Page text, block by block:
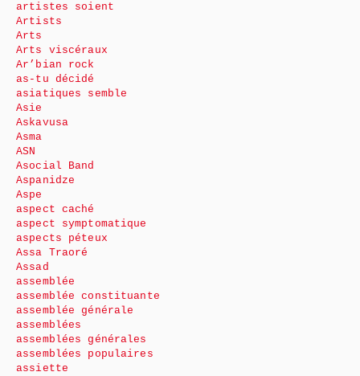
artistes soient
Artists
Arts
Arts viscéraux
Ar’bian rock
as-tu décidé
asiatiques semble
Asie
Askavusa
Asma
ASN
Asocial Band
Aspanidze
Aspe
aspect caché
aspect symptomatique
aspects péteux
Assa Traoré
Assad
assemblée
assemblée constituante
assemblée générale
assemblées
assemblées générales
assemblées populaires
assiette